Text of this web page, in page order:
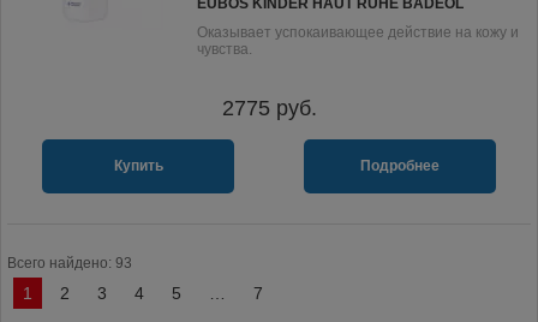
EUBOS KINDER HAUT RUHE BADEÖL
Оказывает успокаивающее действие на кожу и
чувства.
2775 руб.
Купить Подробнее
Всего найдено: 93
1 2 3 4 5 7